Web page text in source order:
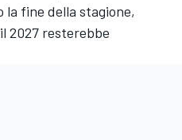
la fine della stagione,
2027 resterebbe